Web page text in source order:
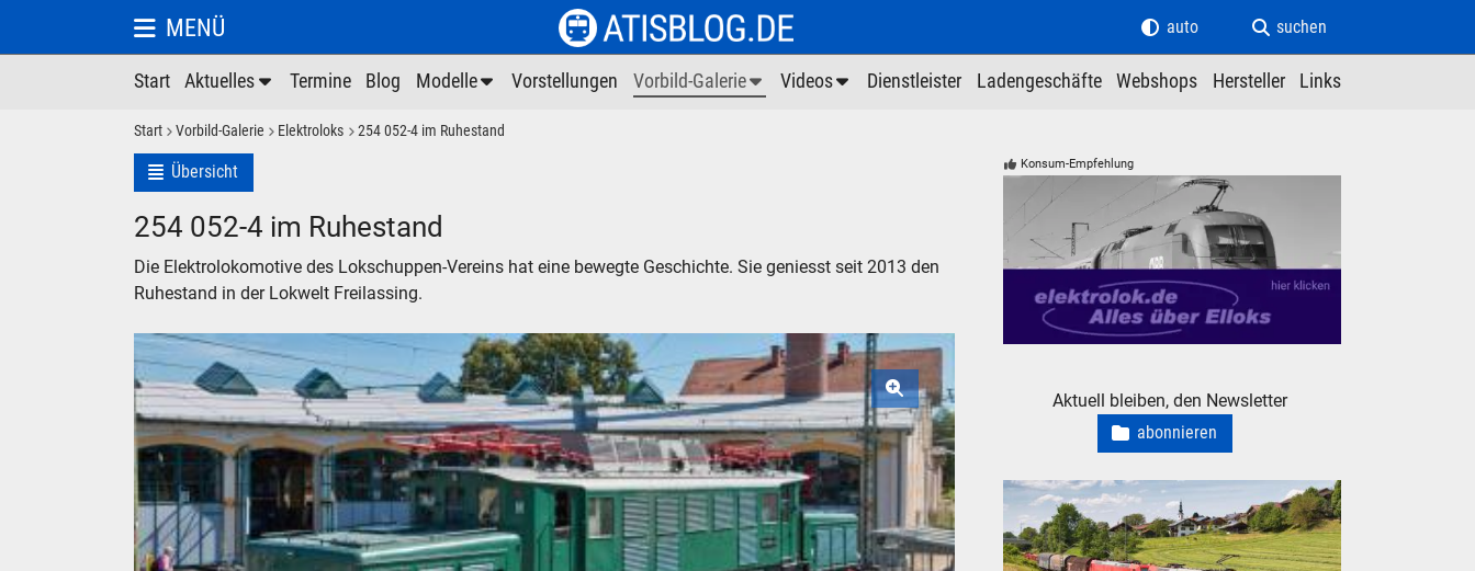
Start Aktuelles Termine Blog Modelle Vorstellungen Vorbild-Galerie Videos Dienstleister Ladengeschäfte Webshops Hersteller Links
MENÜ suchen
auto
Start Vorbild-Galerie Elektroloks 254 052-4 im Ruhestand
Übersicht
254 052-4 im Ruhestand
Die Elektrolokomotive des Lokschuppen-Vereins hat eine bewegte Geschichte. Sie geniesst seit 2013 den
Ruhestand in der Lokwelt Freilassing.
Konsum-Empfehlung
Aktuell bleiben, den Newsletter
abonnieren